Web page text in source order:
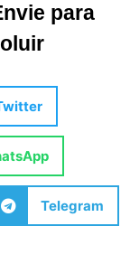
para
Telegram